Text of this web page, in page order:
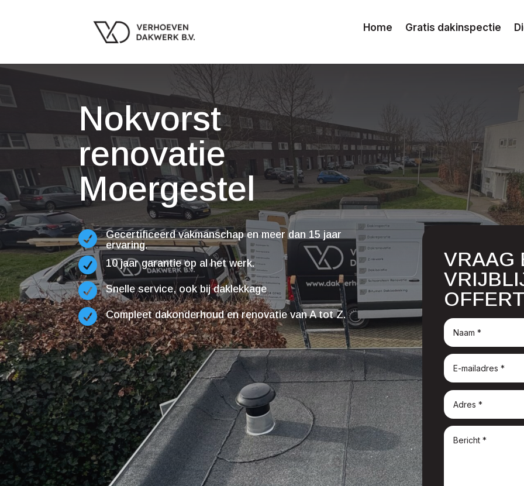
Home Gratis dakinspectie
Nokvorst
renovatie
Moergestel

Gecertificeerd vakmanschap en meer dan 15 jaar
ervaring.
 10 jaar garantie op al het werk.
 Snelle service, ook bij daklekkage
 Compleet dakonderhoud en renovatie van A tot Z.
VRAAG